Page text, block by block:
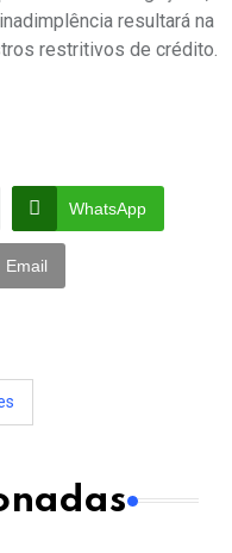
resultará na
restritivos de crédito.
WhatsApp
Email